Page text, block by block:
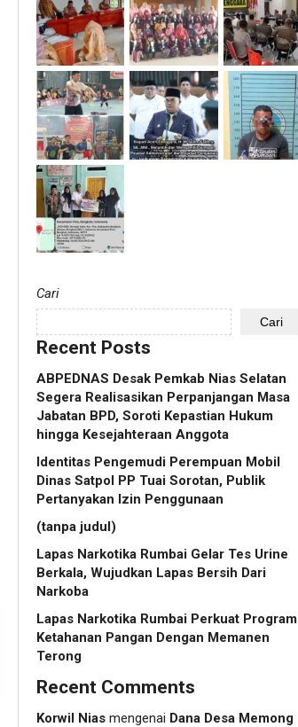
Cari
Cari
Recent Posts
ABPEDNAS Desak Pemkab Nias Selatan
Segera Realisasikan Perpanjangan Masa
Jabatan BPD, Soroti Kepastian Hukum
hingga Kesejahteraan Anggota
Identitas Pengemudi Perempuan Mobil
Dinas Satpol PP Tuai Sorotan, Publik
Pertanyakan Izin Penggunaan
(tanpa judul)
Lapas Narkotika Rumbai Gelar Tes Urine
Berkala, Wujudkan Lapas Bersih Dari
Narkoba
Lapas Narkotika Rumbai Perkuat Program
Ketahanan Pangan Dengan Memanen
Terong
Recent Comments
Korwil Nias mengenai Dana Desa Memong